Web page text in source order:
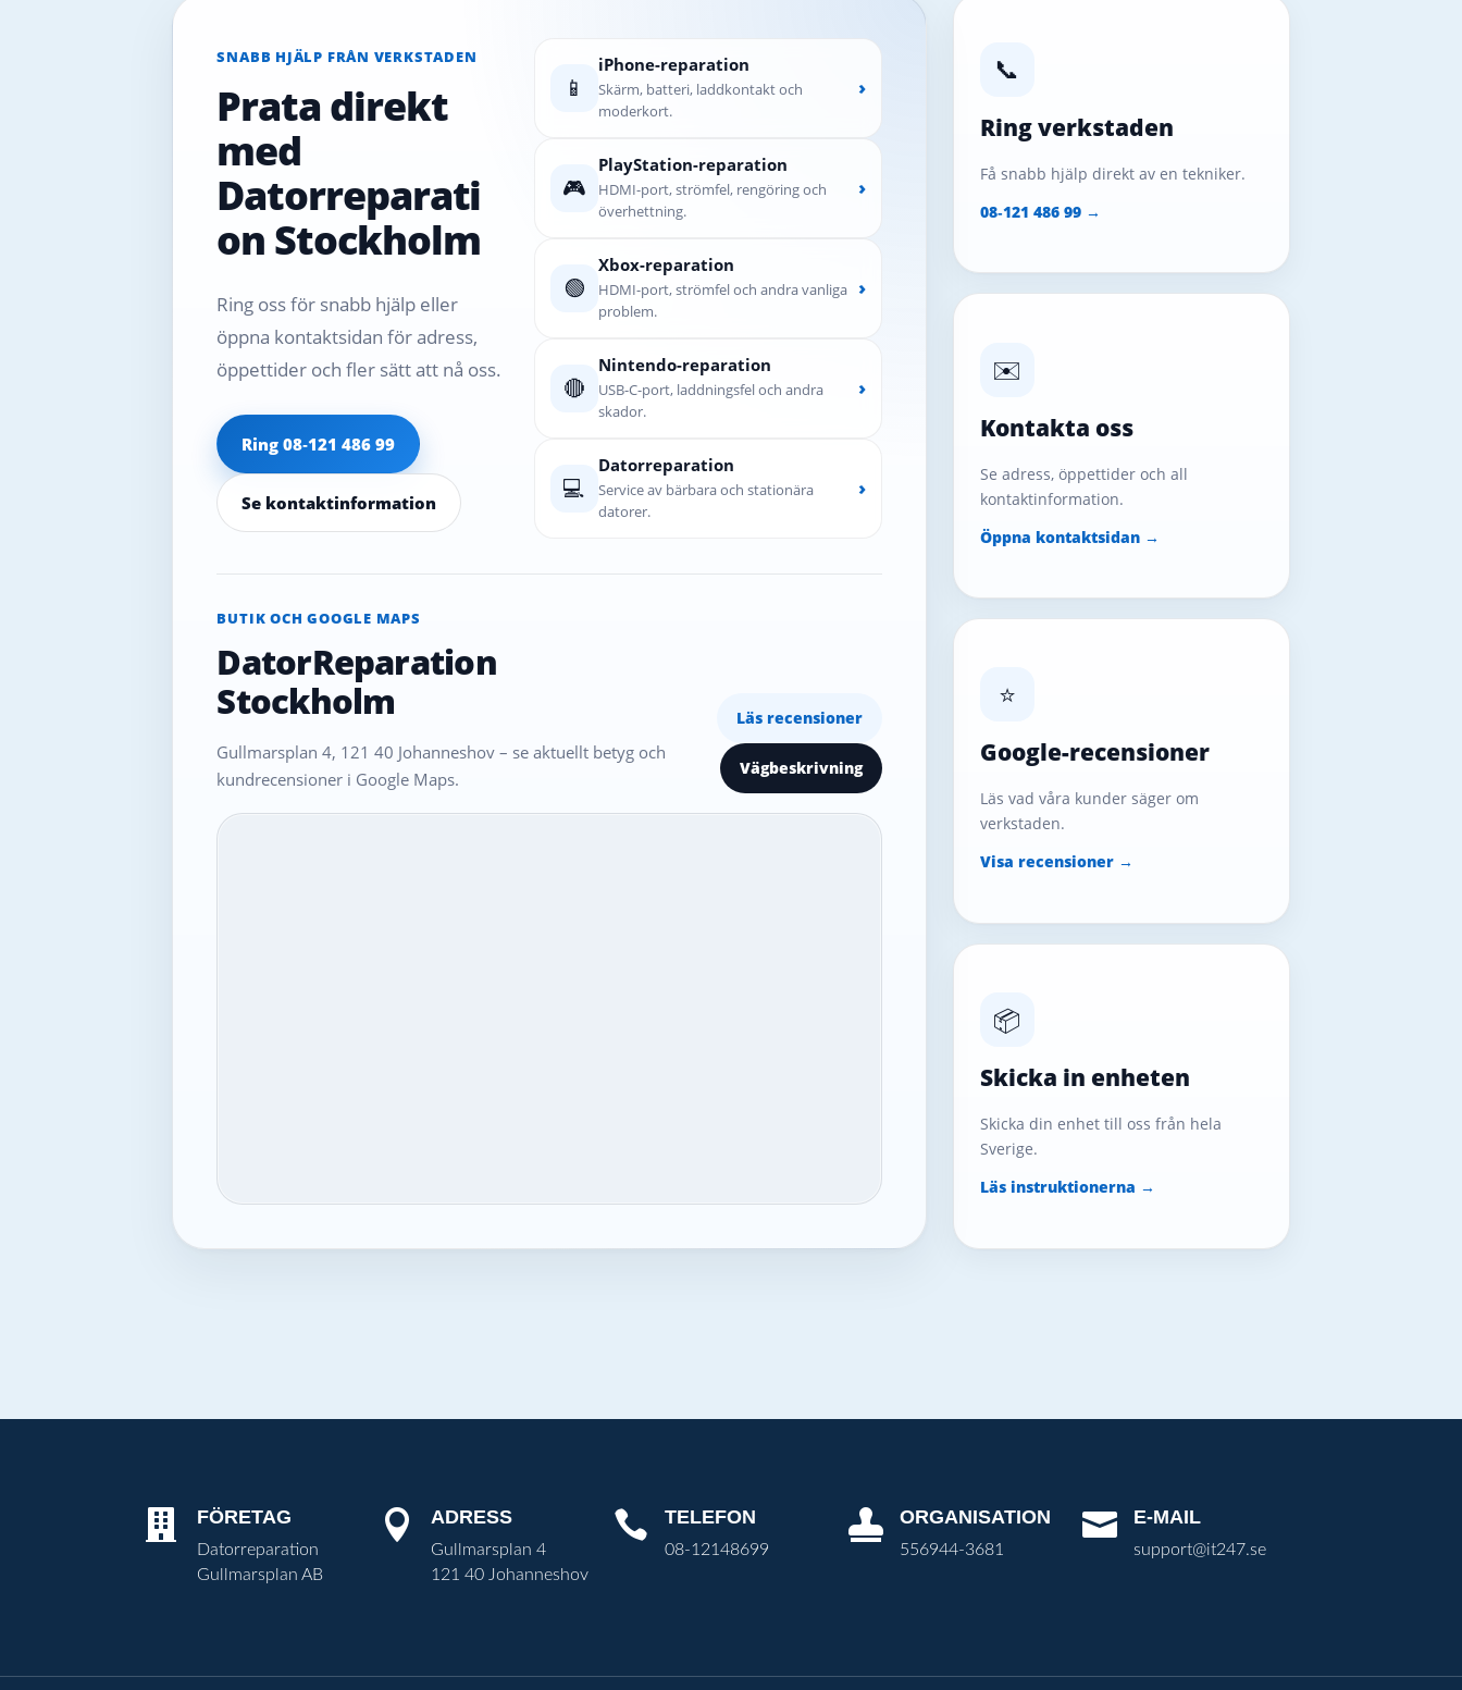
SNABB HJÄLP FRÅN VERKSTADEN
Prata direkt
med
Datorreparati
on Stockholm
Ring oss för snabb hjälp eller
öppna kontaktsidan för adress,
öppettider och fler sätt att nå oss.
Ring 08‑121 486 99
Se kontaktinformation
📱
iPhone-reparation
Skärm, batteri, laddkontakt och
moderkort.
›
🎮
PlayStation-reparation
HDMI-port, strömfel, rengöring och
överhettning.
›
🟢
Xbox-reparation
HDMI-port, strömfel och andra vanliga
problem.
›
🔴
Nintendo-reparation
USB-C-port, laddningsfel och andra
skador.
›
💻
Datorreparation
Service av bärbara och stationära
datorer.
›
BUTIK OCH GOOGLE MAPS
DatorReparation
Stockholm
Gullmarsplan 4, 121 40 Johanneshov – se aktuellt betyg och
kundrecensioner i Google Maps.
Läs recensioner
Vägbeskrivning
📞
Ring verkstaden
Få snabb hjälp direkt av en tekniker.
08‑121 486 99 →
✉️
Kontakta oss
Se adress, öppettider och all
kontaktinformation.
Öppna kontaktsidan →
⭐
Google-recensioner
Läs vad våra kunder säger om
verkstaden.
Visa recensioner →
📦
Skicka in enheten
Skicka din enhet till oss från hela
Sverige.
Läs instruktionerna →
 FÖRETAG
Datorreparation
Gullmarsplan AB
 ADRESS
Gullmarsplan 4
121 40 Johanneshov
 TELEFON
08-12148699
 ORGANISATION
556944-3681
 E-MAIL
support@it247.se